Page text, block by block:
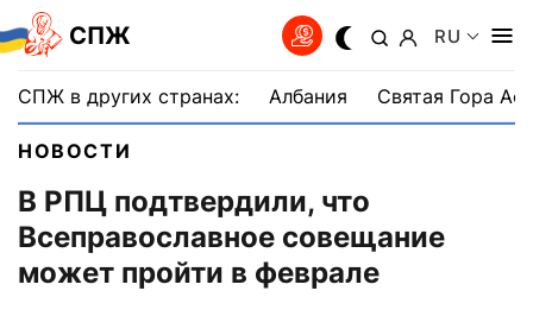
СПЖ RU
СПЖ в других странах: Албания Святая Гора
НОВОСТИ
В РПЦ подтвердили, что
Всеправославное совещание
может пройти в феврале